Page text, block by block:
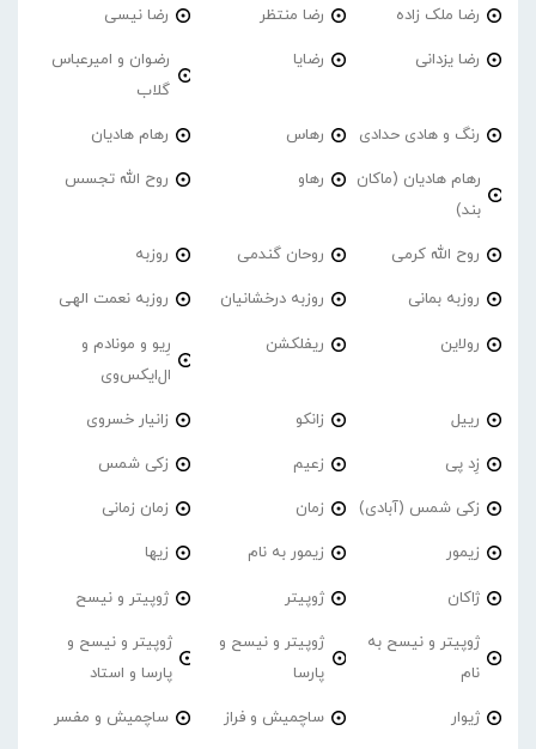
رضا ملک زاده رضا منتظر رضا نیسی
رضا یزدانی رضایا
رضوان و امیرعباس
گلاب
رنگ و هادی حدادی رهاس رهام هادیان
رهام هادیان (ماکان
بند)
رهاو روح الله تجسس
روح الله کرمی روحان گندمی روزبه
روزبه بمانی روزبه درخشانیان روزبه نعمت الهی
رولاین ریفلکشن
رِیو و مونادم و
ال‌ایکس‌وی
رییل زانکو زانیار خسروی
زِد پی زعیم زکی شمس
زکی شمس (آبادی) زمان زمان زمانی
زیمور زیمور به نام زیها
ژاکان ژوپیتر ژوپیتر و نیسح
ژوپیتر و نیسح به
نام
ژوپیتر و نیسح و
پارسا
ژوپیتر و نیسح و
پارسا و استاد
ژیوار ساچمیش و فراز ساچمیش و مفسر